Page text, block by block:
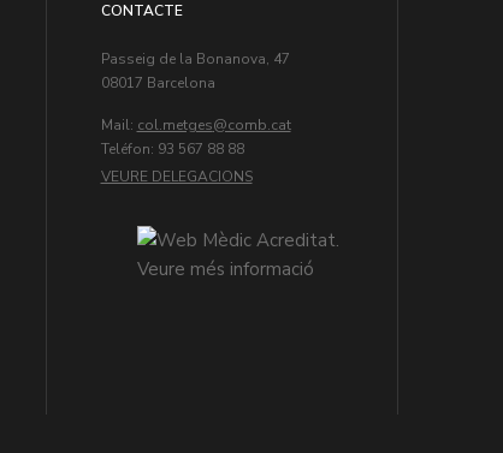
CONTACTE
Passeig de la Bonanova, 47
08017 Barcelona
Mail: col.metges
Teléfon: 93 567 88 88
VEURE DELEGACIONS